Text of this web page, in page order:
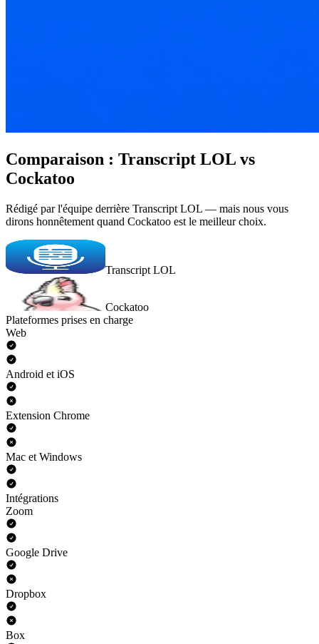
Comparaison : Transcript LOL vs
Cockatoo
Rédigé par l'équipe derrière Transcript LOL — mais nous vous
dirons honnêtement quand Cockatoo est le meilleur choix.
Transcript LOL
Cockatoo
Plateformes prises en charge
Web
Android et iOS
Extension Chrome
Mac et Windows
Intégrations
Zoom
Google Drive
Dropbox
Box